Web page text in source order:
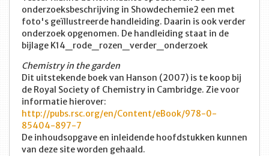
onderzoeksbeschrijving in Showdechemie2 een met
foto's geïllustreerde handleiding. Daarin is ook verder
onderzoek opgenomen. De handleiding staat in de
bijlage K14_rode_rozen_verder_onderzoek
Chemistry in the garden
Dit uitstekende boek van Hanson (2007) is te koop bij
de Royal Society of Chemistry in Cambridge. Zie voor
informatie hierover:
http://pubs.rsc.org/en/Content/eBook/978-0-
85404-897-7
De inhoudsopgave en inleidende hoofdstukken kunnen
van deze site worden gehaald.